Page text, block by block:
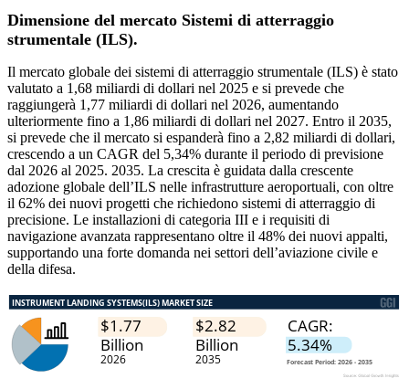
Dimensione del mercato Sistemi di atterraggio
strumentale (ILS).
Il mercato globale dei sistemi di atterraggio strumentale (ILS) è stato
valutato a 1,68 miliardi di dollari nel 2025 e si prevede che
raggiungerà 1,77 miliardi di dollari nel 2026, aumentando
ulteriormente fino a 1,86 miliardi di dollari nel 2027. Entro il 2035,
si prevede che il mercato si espanderà fino a 2,82 miliardi di dollari,
crescendo a un CAGR del 5,34% durante il periodo di previsione
dal 2026 al 2025. 2035. La crescita è guidata dalla crescente
adozione globale dell’ILS nelle infrastrutture aeroportuali, con oltre
il 62% dei nuovi progetti che richiedono sistemi di atterraggio di
precisione. Le installazioni di categoria III e i requisiti di
navigazione avanzata rappresentano oltre il 48% dei nuovi appalti,
supportando una forte domanda nei settori dell’aviazione civile e
della difesa.